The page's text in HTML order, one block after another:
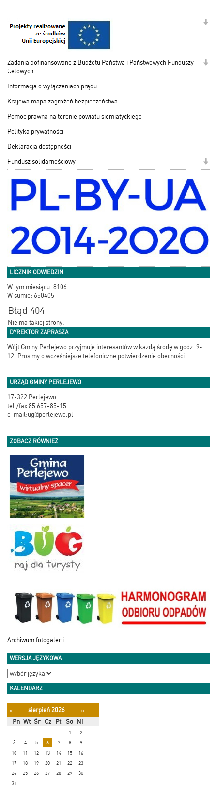
Zadania dofinansowane z Budżetu Państwa i Państwowych Funduszy
Celowych
Informacja o wyłączeniach prądu
Krajowa mapa zagrożeń bezpieczeństwa
Pomoc prawna na terenie powiatu siemiatyckiego
Polityka prywatności
Deklaracja dostępności
Fundusz solidarnościowy
LICZNIK ODWIEDZIN
W tym miesiącu: 8106
W sumie: 650405
Błąd 404
Nie ma takiej strony.
DYREKTOR ZAPRASZA
Wójt Gminy Perlejewo przyjmuje interesantów w każdą środę w godz. 9-
12. Prosimy o wcześniejsze telefoniczne potwierdzenie obecności.
URZĄD GMINY PERLEJEWO
17-322 Perlejewo
tel./fax 85 657-85-15
e-mail:ug@perlejewo.pl
ZOBACZ RÓWNIEŻ
Archiwum fotogalerii
WERSJA JĘZYKOWA
KALENDARZ
« sierpień 2026
»
Pn Wt Śr Cz Pt So Ni
1
2
3
4 5 6 7 8
9
10
11 12 13 14 15
16
17
18 19 20 21 22
23
24
25 26 27 28 29
30
31